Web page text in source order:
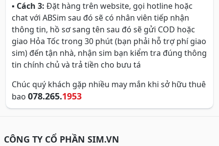
▪ Cách 3: Đặt hàng trên website, gọi hotline hoặc
chat với ABSim sau đó sẽ có nhân viên tiếp nhận
thông tin, hồ sơ sang tên sau đó sẽ gửi COD hoặc
giao Hỏa Tốc trong 30 phút (bạn phải hỗ trợ phí giao
sim) đến tận nhà, nhận sim bạn kiểm tra đúng thông
tin chính chủ và trả tiền cho bưu tá
Chúc quý khách gặp nhiều may mắn khi sở hữu thuê
bao 078.265.1953
CÔNG TY CỔ PHẦN SIM.VN